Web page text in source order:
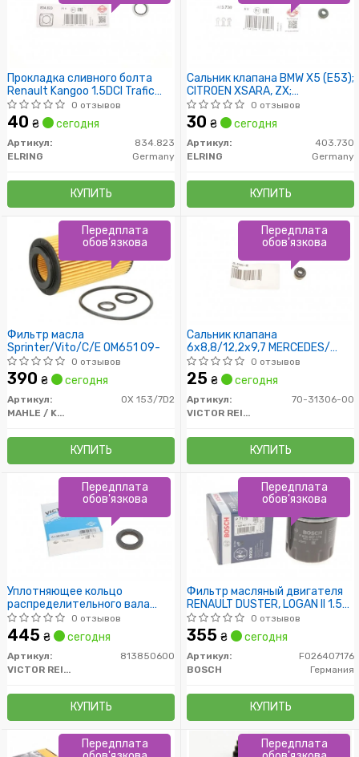
Прокладка сливного болта
Renault Kangoo 1.5DCI Trafic
1.9Dci /16.7x24x1.5/
0 отзывов
40 ₴ сегодня
Артикул:
834.823
ELRING
Germany
КУПИТЬ
Сальник клапана BMW X5 (E53);
CITROEN XSARA, ZX;
CHEVROLET LACETTI
0 отзывов
30 ₴ сегодня
Артикул:
403.730
ELRING
Germany
КУПИТЬ
Фильтр масла
Sprinter/Vito/C/E ОМ651 09-
0 отзывов
390 ₴ сегодня
Артикул:
OX 153/7D2
MAHLE / KNECHT
КУПИТЬ
Передплата
обов'язкова
Сальник клапана
6x8,8/12,2x9,7 MERCEDES/
OPEL/ AUDI
0 отзывов
25 ₴ сегодня
Артикул:
70-31306-00
VICTOR REINZ
КУПИТЬ
Передплата
обов'язкова
Уплотняющее кольцо
распределительного вала
28X42X6 RENA0 отзывов
445 ₴ сегодня
Артикул:
813850600
VICTOR REINZ
КУПИТЬ
Передплата
обов'язкова
Фильтр масляный двигателя
RENAULT DUSTER, LOGAN II 1.5
DCI 10- (пр-во BOSCH)
0 отзывов
355 ₴ сегодня
Артикул:
F026407176
BOSCH
Германия
КУПИТЬ
Передплата
обов'язкова
Передплата
Передплата